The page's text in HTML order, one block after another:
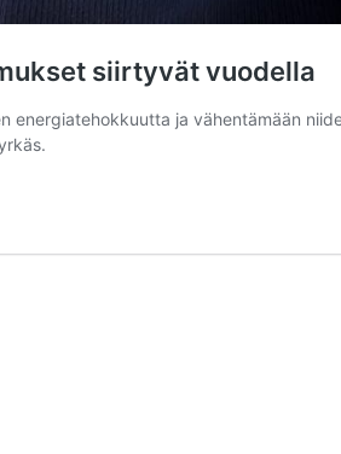
siirtyvät vuodella
ja vähentämään